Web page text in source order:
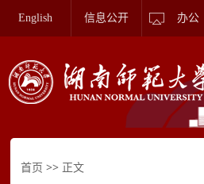
English 信息公开 办公
首页 >> 正文